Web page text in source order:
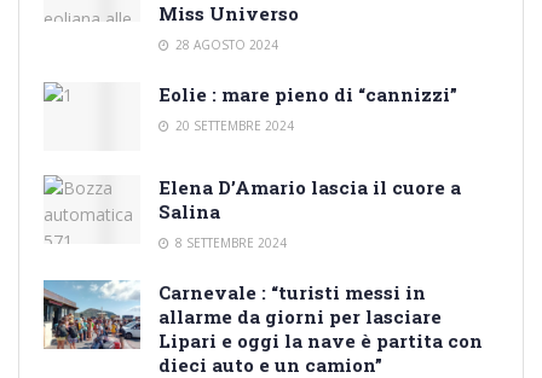
Miss Universo
28 AGOSTO 2024
Eolie : mare pieno di “cannizzi”
20 SETTEMBRE 2024
Elena D’Amario lascia il cuore a
Salina
8 SETTEMBRE 2024
Carnevale : “turisti messi in
allarme da giorni per lasciare
Lipari e oggi la nave è partita con
dieci auto e un camion”